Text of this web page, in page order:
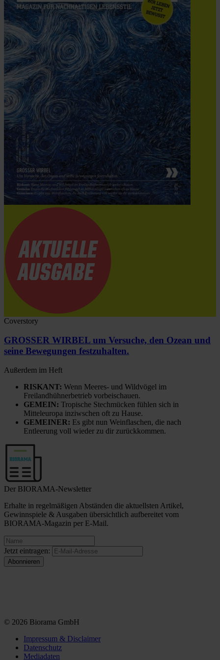
Coverstory
GROSSER WIRBEL um Versuche, den Ozean und
seine Bewegungen festzuhalten.
Außerdem im Heft
RISKANT: Wenn Meeres- und Wildvögel im
Freilandhühnerbetrieb vorbeischauen.
GEMEIN: Tropische Stechmücken fühlen sich in
Mitteleuropa inziwschen oft zu Hause.
GEMEINER: Es gibt nun Weinflaschen, die nach
Entleerung voll wieder zu dir zurückkommen.
Der BIORAMA-Newsletter
Erhalte in regelmäßigen Abständen die aktuellsten Artikel,
Gewinnspiele & Ausgaben übersichtlich aufbereitet vom
BIORAMA-Magazin per E-Mail.
Jetzt eintragen:
© 2026 Biorama GmbH
Impressum & Disclaimer
Datenschutz
Mediadaten